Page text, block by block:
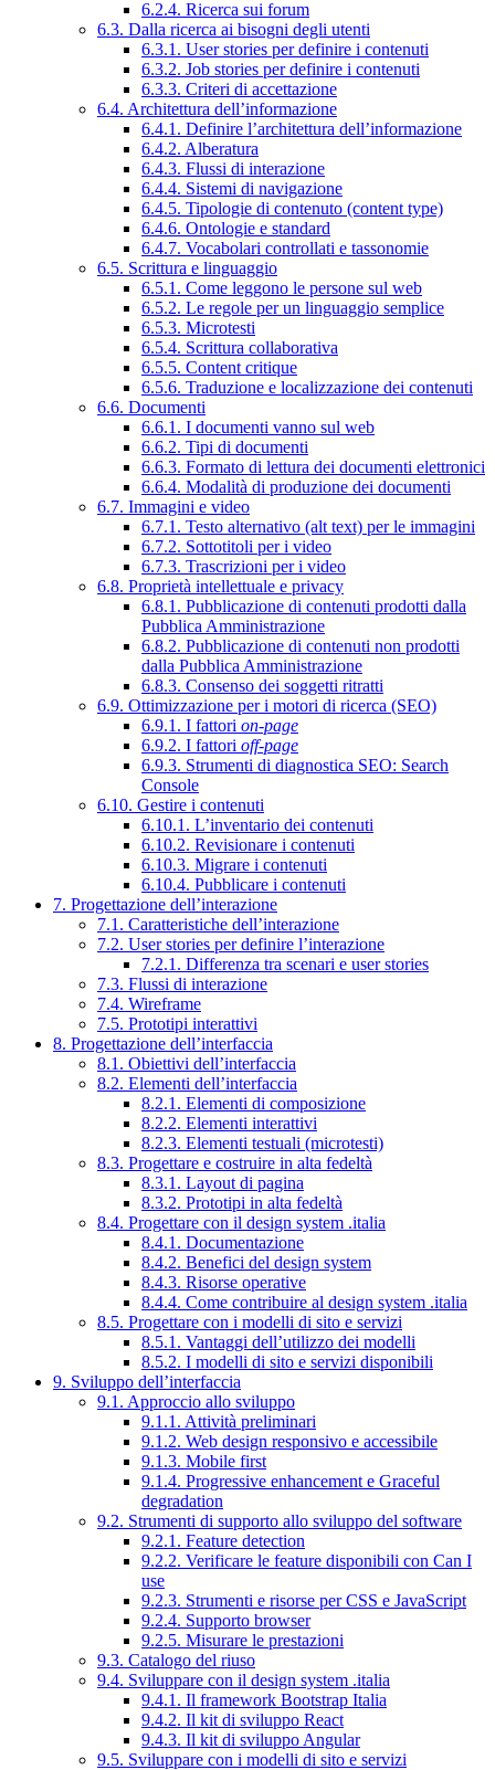
6.2.4. Ricerca sui forum
6.3. Dalla ricerca ai bisogni degli utenti
6.3.1. User stories per definire i contenuti
6.3.2. Job stories per definire i contenuti
6.3.3. Criteri di accettazione
6.4. Architettura dell’informazione
6.4.1. Definire l’architettura dell’informazione
6.4.2. Alberatura
6.4.3. Flussi di interazione
6.4.4. Sistemi di navigazione
6.4.5. Tipologie di contenuto (content type)
6.4.6. Ontologie e standard
6.4.7. Vocabolari controllati e tassonomie
6.5. Scrittura e linguaggio
6.5.1. Come leggono le persone sul web
6.5.2. Le regole per un linguaggio semplice
6.5.3. Microtesti
6.5.4. Scrittura collaborativa
6.5.5. Content critique
6.5.6. Traduzione e localizzazione dei contenuti
6.6. Documenti
6.6.1. I documenti vanno sul web
6.6.2. Tipi di documenti
6.6.3. Formato di lettura dei documenti elettronici
6.6.4. Modalità di produzione dei documenti
6.7. Immagini e video
6.7.1. Testo alternativo (alt text) per le immagini
6.7.2. Sottotitoli per i video
6.7.3. Trascrizioni per i video
6.8. Proprietà intellettuale e privacy
6.8.1. Pubblicazione di contenuti prodotti dalla
Pubblica Amministrazione
6.8.2. Pubblicazione di contenuti non prodotti
dalla Pubblica Amministrazione
6.8.3. Consenso dei soggetti ritratti
6.9. Ottimizzazione per i motori di ricerca (SEO)
6.9.1. I fattori on-page
6.9.2. I fattori off-page
6.9.3. Strumenti di diagnostica SEO: Search
Console
6.10. Gestire i contenuti
6.10.1. L’inventario dei contenuti
6.10.2. Revisionare i contenuti
6.10.3. Migrare i contenuti
6.10.4. Pubblicare i contenuti
7. Progettazione dell’interazione
7.1. Caratteristiche dell’interazione
7.2. User stories per definire l’interazione
7.2.1. Differenza tra scenari e user stories
7.3. Flussi di interazione
7.4. Wireframe
7.5. Prototipi interattivi
8. Progettazione dell’interfaccia
8.1. Obiettivi dell’interfaccia
8.2. Elementi dell’interfaccia
8.2.1. Elementi di composizione
8.2.2. Elementi interattivi
8.2.3. Elementi testuali (microtesti)
8.3. Progettare e costruire in alta fedeltà
8.3.1. Layout di pagina
8.3.2. Prototipi in alta fedeltà
8.4. Progettare con il design system .italia
8.4.1. Documentazione
8.4.2. Benefici del design system
8.4.3. Risorse operative
8.4.4. Come contribuire al design system .italia
8.5. Progettare con i modelli di sito e servizi
8.5.1. Vantaggi dell’utilizzo dei modelli
8.5.2. I modelli di sito e servizi disponibili
9. Sviluppo dell’interfaccia
9.1. Approccio allo sviluppo
9.1.1. Attività preliminari
9.1.2. Web design responsivo e accessibile
9.1.3. Mobile first
9.1.4. Progressive enhancement e Graceful
degradation
9.2. Strumenti di supporto allo sviluppo del software
9.2.1. Feature detection
9.2.2. Verificare le feature disponibili con Can I
use
9.2.3. Strumenti e risorse per CSS e JavaScript
9.2.4. Supporto browser
9.2.5. Misurare le prestazioni
9.3. Catalogo del riuso
9.4. Sviluppare con il design system .italia
9.4.1. Il framework Bootstrap Italia
9.4.2. Il kit di sviluppo React
9.4.3. Il kit di sviluppo Angular
9.5. Sviluppare con i modelli di sito e servizi